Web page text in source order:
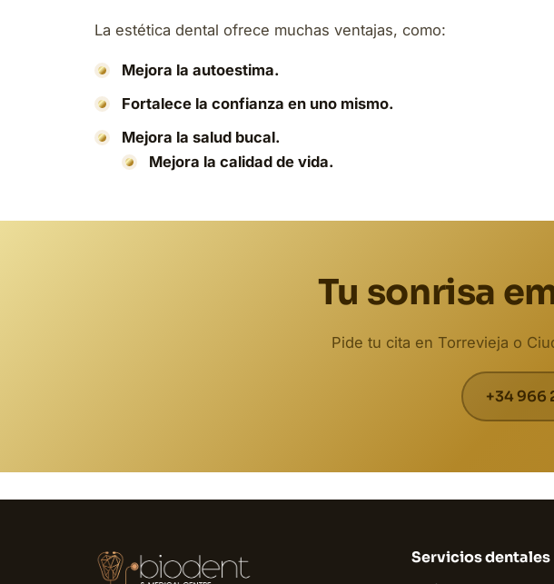
La estética dental ofrece muchas ventajas, como:
Mejora la autoestima.
Fortalece la confianza en uno mismo.
Mejora la salud bucal.
Mejora la calidad de vida.
Tu sonrisa
Pide tu cita en Torrevieja o
+34 966
Servicios dentales